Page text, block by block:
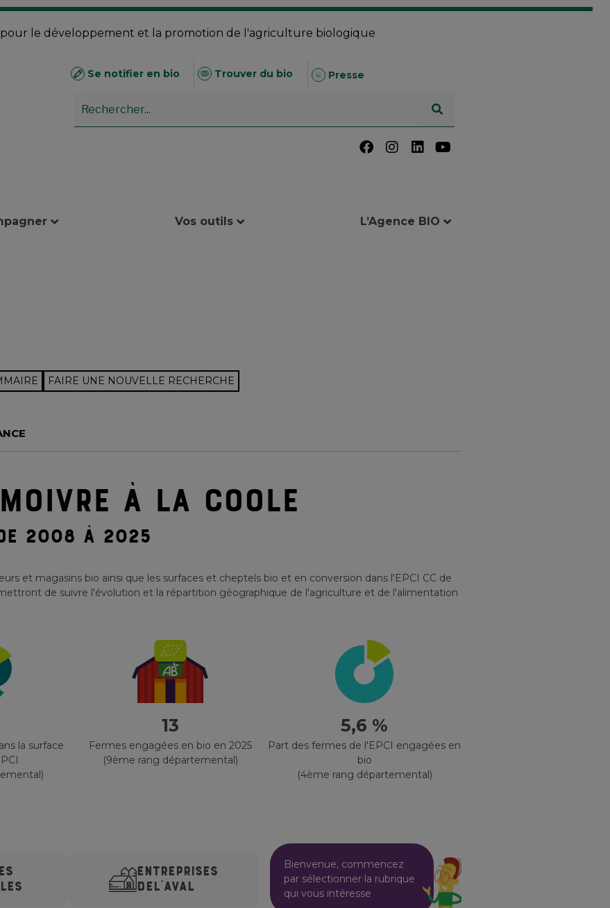
pour le développement et la promotion de l'agriculture biologique
Se notifier en bio Trouver du bio Presse
Vos outils L’Agence BIO
FAIRE UNE NOUVELLE RECHERCHE
À LA COOLE
2008 À 2025
et magasins bio ainsi que les surfaces et cheptels bio et en conversion dans l'EPCI CC de
de suivre l'évolution et la répartition géographique de l'agriculture et de l'alimentation
la surface
13
Fermes engagées en bio en 2025
(9ème rang départemental)
5,6 %
Part des fermes de l'EPCI engagées en
bio
(4ème rang départemental)
ENTREPRISES
DEL'AVAL
Bienvenue, commencez
par sélectionner la rubrique
qui vous intéresse